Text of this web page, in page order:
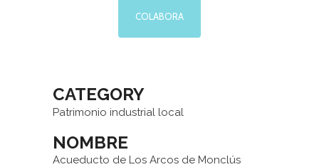
COLABORA
CATEGORY
Patrimonio industrial local
NOMBRE
Acueducto de Los Arcos de Monclús